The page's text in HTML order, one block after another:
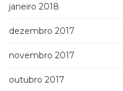
janeiro 2018
dezembro 2017
novembro 2017
outubro 2017